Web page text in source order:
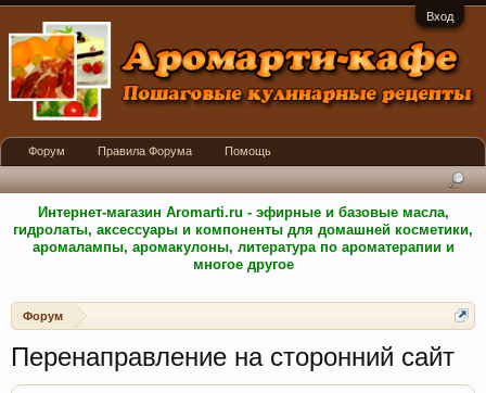
Вход
Интернет-магазин Aromarti.ru - эфирные и базовые масла,
гидролаты, аксессуары и компоненты для домашней косметики,
аромалампы, аромакулоны, литература по ароматерапии и
многое другое
Форум
Перенаправление на сторонний сайт
Форум Правила Форума Помощь